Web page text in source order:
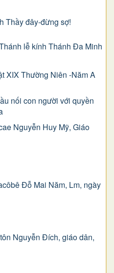
Thầy đây-đừng sợ!
lễ kính Thánh Đa Minh
XIX Thường Niên -Năm A
nối con người với quyền
Nguyễn Huy Mỹ, Giáo
Ðỗ Mai Năm, Lm, ngày
Nguyễn Ðích, giáo dân,